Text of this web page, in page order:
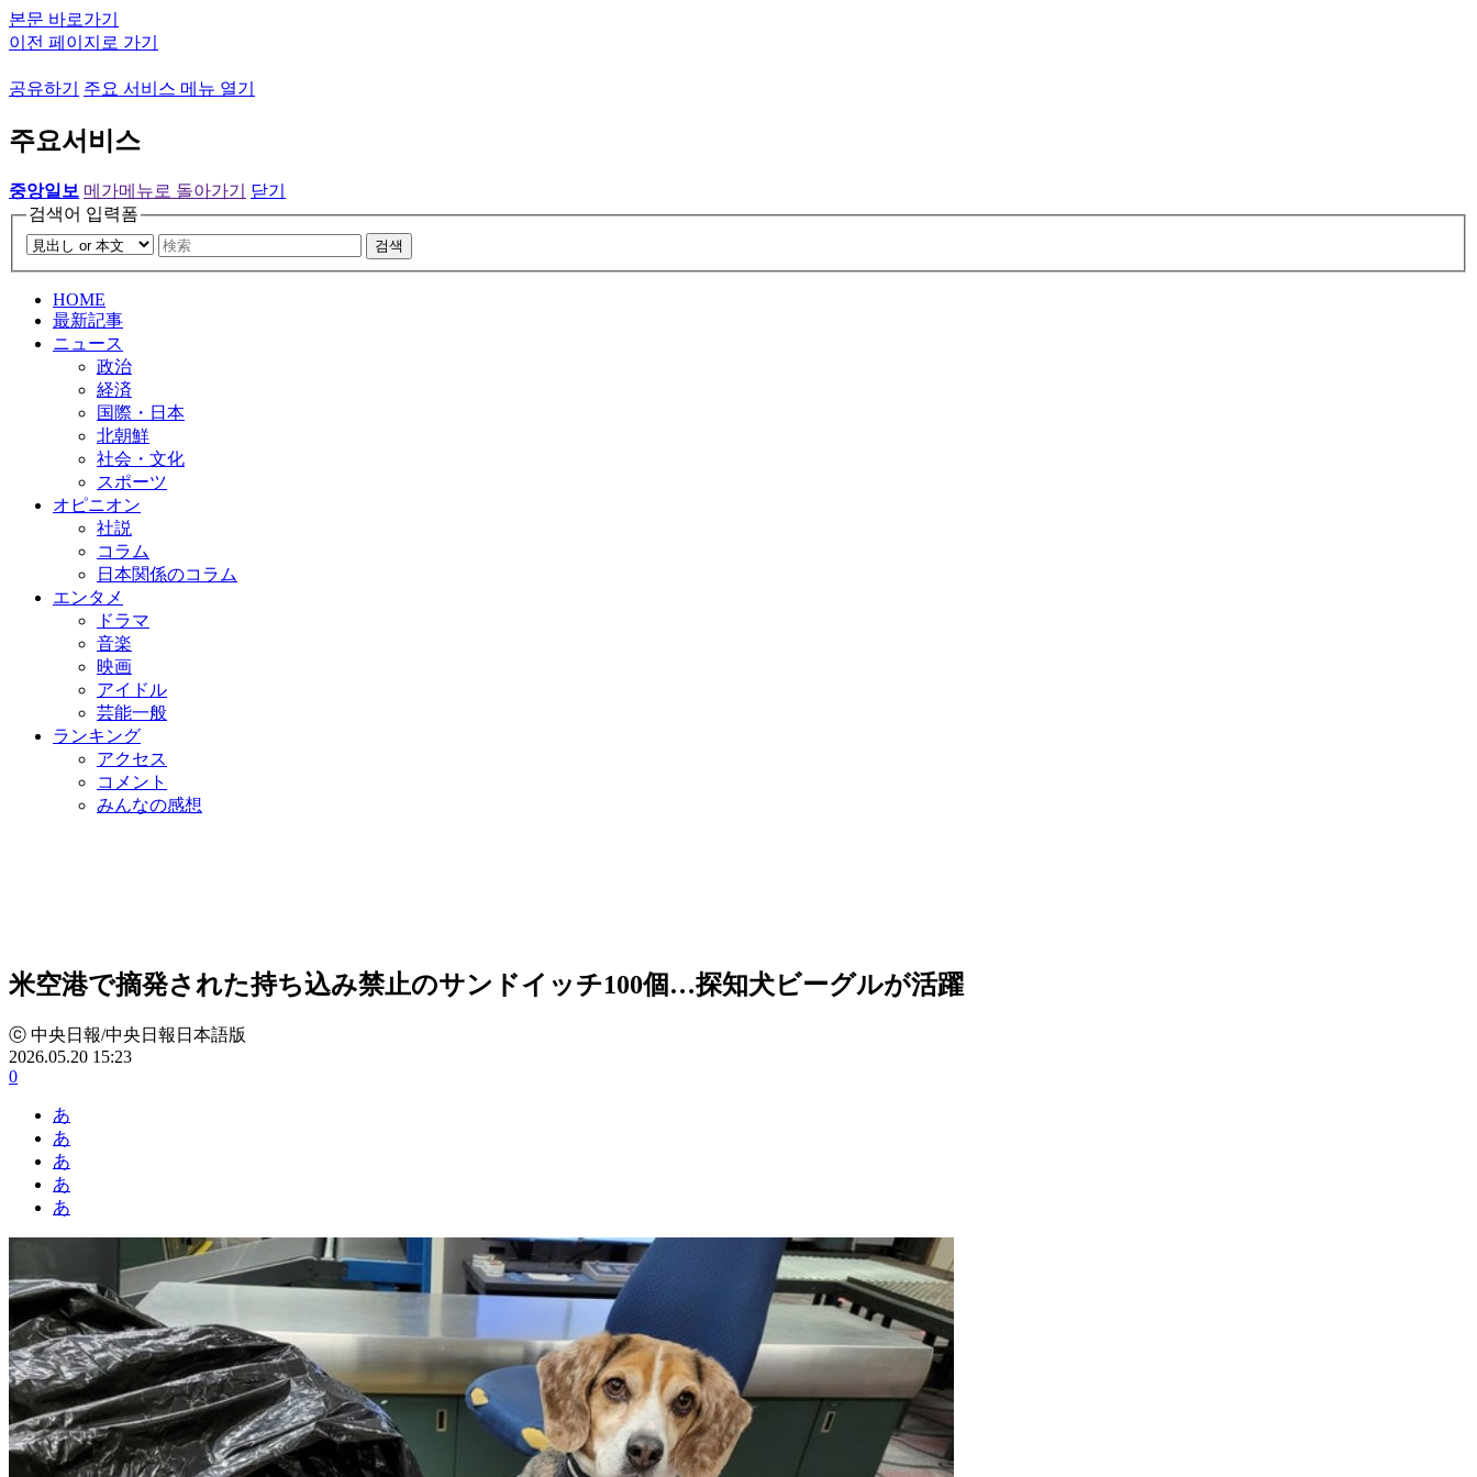
본문 바로가기
이전 페이지로 가기
공유하기 주요 서비스 메뉴 열기
주요서비스
중앙일보 메가메뉴로 돌아가기
닫기
검색어 입력폼
검색
HOME
最新記事
ニュース
政治
経済
国際・日本
北朝鮮
社会・文化
スポーツ
オピニオン
社説
コラム
日本関係のコラム
エンタメ
ドラマ
音楽
映画
アイドル
芸能一般
ランキング
アクセス
コメント
みんなの感想
米空港で摘発された持ち込み禁止のサンドイッチ100個…探知犬ビーグルが活躍
ⓒ 中央日報/中央日報日本語版
2026.05.20 15:23
0
あ
あ
あ
あ
あ